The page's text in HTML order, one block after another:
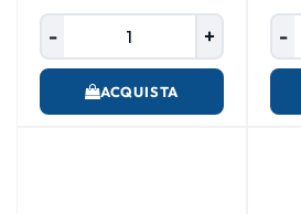
ACQUISTA